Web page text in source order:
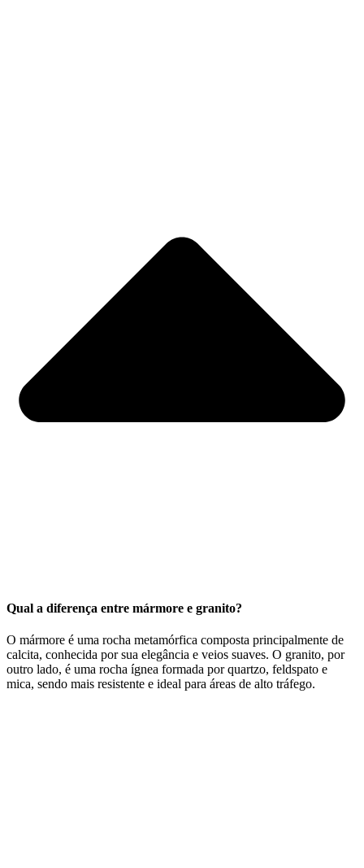
Qual a diferença entre mármore e granito?
O mármore é uma rocha metamórfica composta principalmente de
calcita, conhecida por sua elegância e veios suaves. O granito, por
outro lado, é uma rocha ígnea formada por quartzo, feldspato e
mica, sendo mais resistente e ideal para áreas de alto tráfego.